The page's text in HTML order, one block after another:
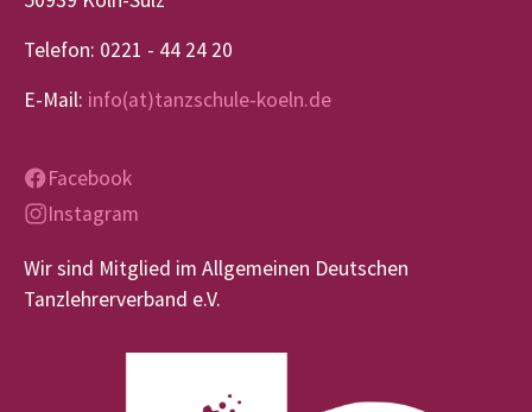
Telefon: 0221 - 44 24 20
E-Mail: info(at)tanzschule-koeln.de
Facebook
Instagram
Wir sind Mitglied im Allgemeinen Deutschen
Tanzlehrerverband e.V.